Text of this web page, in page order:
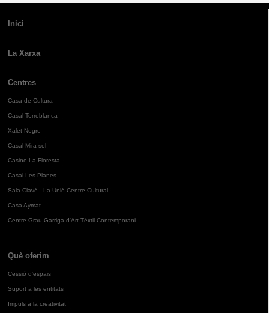
Inici
La Xarxa
Centres
Casa de Cultura
Casal Torreblanca
Xalet Negre
Casal Mira-sol
Casino La Floresta
Casal Les Planes
Sala Clavé - La Unió Centre Cultural
Casa Aymat
Centre Grau-Garriga d'Art Tèxtil Contemporani
Què oferim
Cessió d'espais
Suport a les entitats
Impuls a la creativitat